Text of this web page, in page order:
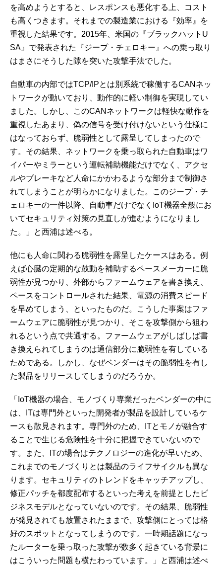
を高めようとすると、レスポンスも悪化する上、コスト
も高くつきます。それまでの製造業における『効率』を
重視した結果です。2015年、米国の『ブラックハットU
SA』で発表された『ジープ・チェロキー』への乗っ取り
はまさにそうした隙を突いた攻撃手法でした。
自動車の内部ではTCP/IPとは別系統で稼働するCANネッ
トワークが動いており、動作的に軽い制御を実現してい
ました。しかし、このCANネットワークは軽快な動作を
重視したあまり、偽の信号を受け付けないという仕様に
はなっておらず、脆弱性として露呈してしまったので
す。その結果、ネットワークを乗っ取られた自動車はワ
イパーやミラーという運転補助機能だけでなく、アクセ
ルやブレーキなど人命にかかわるような部分まで制御さ
れてしまうことが明らかになりました。このジープ・チ
ェロキーの一件以降、自動車だけでなくIoT機器全般にお
いてセキュリティ対策の見直しが進むようになりまし
た。」と西浦は述べる。
他にも人命に関わる脆弱性を露呈したケースはある。例
えば心臓の定期的な鼓動を補助するペースメーカーに脆
弱性が見つかり、外部からファームウェアを書き換え、
ペースをコントロールされた結果、電源の消費スピード
を早めてしまう、といったものだ。こうした事案はファ
ームウェアに脆弱性が見つかり、そこを攻撃側から狙わ
れるという点で共通する。ファームウェアがしばしば書
き換えられてしまうのは通信部分に脆弱性を有している
ためである。しかし、なぜベンダーはその脆弱性を有し
た製品をリリースしてしまうのだろうか。
「IoT機器の場合、モノづくり専業だったベンダーの中に
は、ITは専門外といった開発者が製品を設計しているケ
ースも散見されます。専門外のため、ITとモノが融合す
ることで生じる危険性を十分に把握できていないので
す。また、ITの場合はテクノロジーの進化が早いため、
これまでのモノづくりとは製品のライフサイクルも異な
ります。セキュリティのトレンドをキャッチアップし、
修正パッチを都度配布するといった考えを前提としたビ
ジネスモデルとなっていないのです。その結果、脆弱性
が発見されても放置されたままで、攻撃側にとっては格
好のスポットとなってしまうのです。一時期話題になっ
たルーターを乗っ取った攻撃が数多く起きている背景に
はこういった問題も横たわっています。」と西浦は述べ